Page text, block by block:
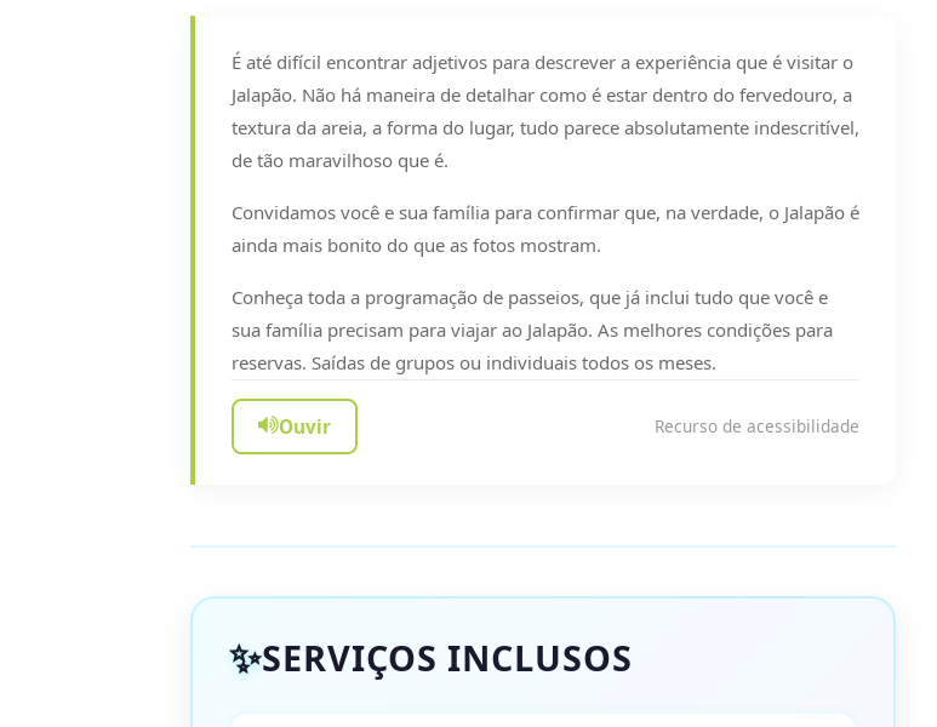
É até difícil encontrar adjetivos para descrever a experiência que é visitar o
Jalapão. Não há maneira de detalhar como é estar dentro do fervedouro, a
textura da areia, a forma do lugar, tudo parece absolutamente indescritível,
de tão maravilhoso que é.
Convidamos você e sua família para confirmar que, na verdade, o Jalapão é
ainda mais bonito do que as fotos mostram.
Conheça toda a programação de passeios, que já inclui tudo que você e
sua família precisam para viajar ao Jalapão. As melhores condições para
reservas. Saídas de grupos ou individuais todos os meses.
Ouvir Recurso de acessibilidade
SERVIÇOS INCLUSOS